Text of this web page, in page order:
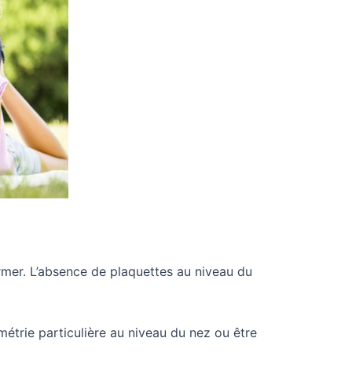
L’absence de plaquettes au niveau du
particulière au niveau du nez ou être